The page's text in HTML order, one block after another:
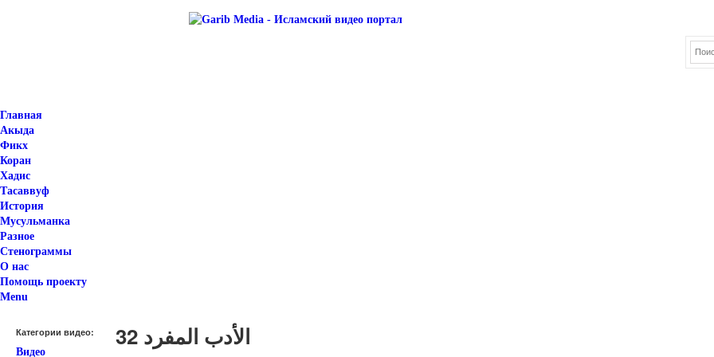
Главная
Акыда
Фикх
Коран
Хадис
Тасаввуф
История
Мусульманка
Разное
Стенограммы
О нас
Помощь проекту
Menu
Категории видео:
Видео
الأدب المفرد 32